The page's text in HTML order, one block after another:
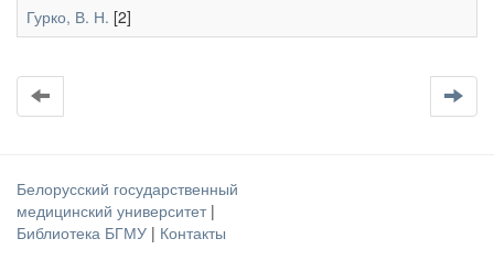
Гурко, В. Н. [2]
Белорусский государственный
медицинский университет |
Библиотека БГМУ | Контакты